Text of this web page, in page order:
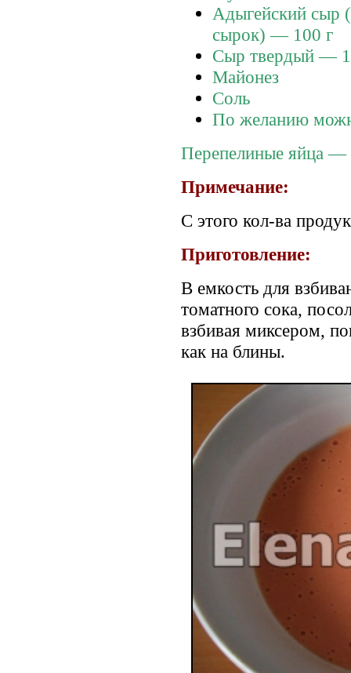
Адыгейский сыр
сырок) — 100 г
Сыр твердый —
Майонез
Соль
По желанию
Перепелиные яйца —
Примечание:
С этого кол-ва
Приготовление:
В емкость для
томатного сока,
взбивая миксером,
как на блины.